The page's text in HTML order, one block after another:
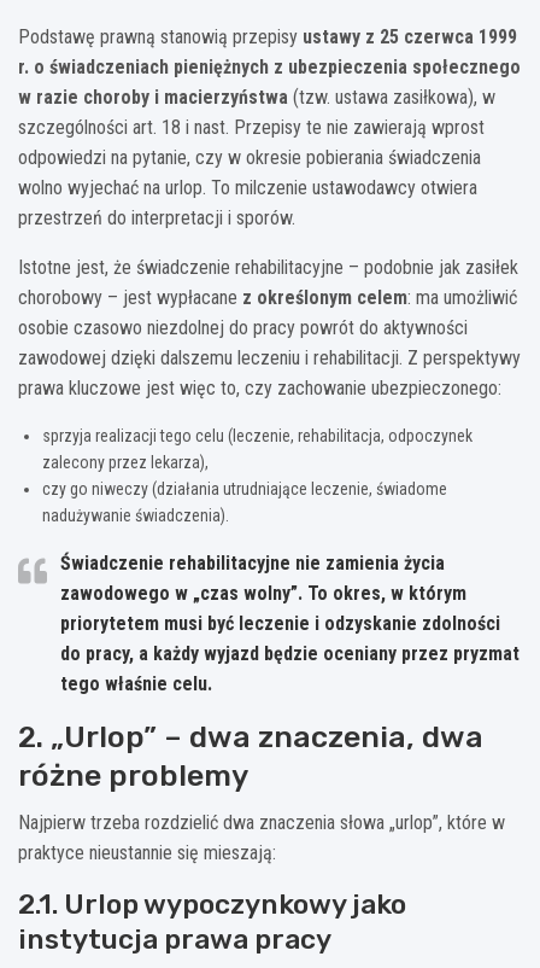
Podstawę prawną stanowią przepisy ustawy z 25 czerwca 1999
r. o świadczeniach pieniężnych z ubezpieczenia społecznego
w razie choroby i macierzyństwa (tzw. ustawa zasiłkowa), w
szczególności art. 18 i nast. Przepisy te nie zawierają wprost
odpowiedzi na pytanie, czy w okresie pobierania świadczenia
wolno wyjechać na urlop. To milczenie ustawodawcy otwiera
przestrzeń do interpretacji i sporów.
Istotne jest, że świadczenie rehabilitacyjne – podobnie jak zasiłek
chorobowy – jest wypłacane z określonym celem: ma umożliwić
osobie czasowo niezdolnej do pracy powrót do aktywności
zawodowej dzięki dalszemu leczeniu i rehabilitacji. Z perspektywy
prawa kluczowe jest więc to, czy zachowanie ubezpieczonego:
sprzyja realizacji tego celu (leczenie, rehabilitacja, odpoczynek
zalecony przez lekarza),
czy go niweczy (działania utrudniające leczenie, świadome
nadużywanie świadczenia).
Świadczenie rehabilitacyjne nie zamienia życia
zawodowego w „czas wolny”. To okres, w którym
priorytetem musi być leczenie i odzyskanie zdolności
do pracy, a każdy wyjazd będzie oceniany przez pryzmat
tego właśnie celu.
2. „Urlop” – dwa znaczenia, dwa
różne problemy
Najpierw trzeba rozdzielić dwa znaczenia słowa „urlop”, które w
praktyce nieustannie się mieszają:
2.1. Urlop wypoczynkowy jako
instytucja prawa pracy